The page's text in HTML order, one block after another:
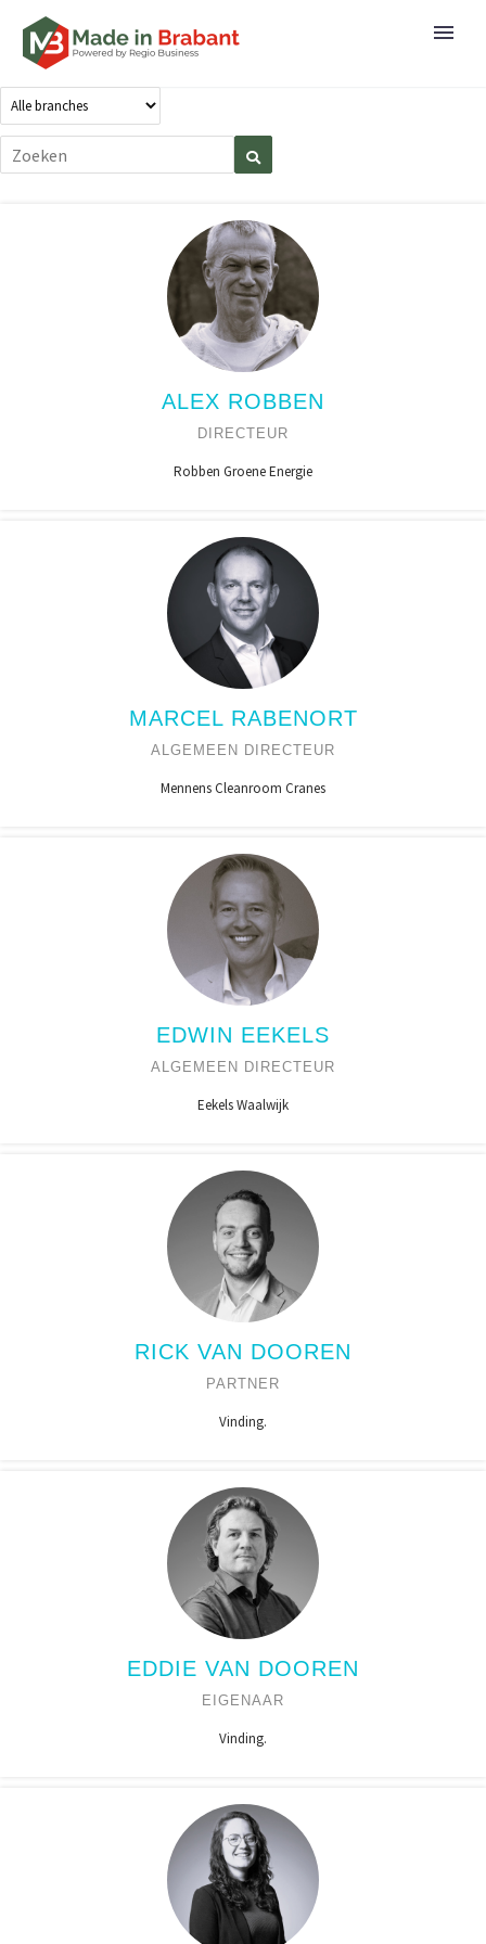
ALEX ROBBEN
DIRECTEUR
Robben Groene Energie
MARCEL RABENORT
ALGEMEEN DIRECTEUR
Mennens Cleanroom Cranes
EDWIN EEKELS
ALGEMEEN DIRECTEUR
Eekels Waalwijk
RICK VAN DOOREN
PARTNER
Vinding.
EDDIE VAN DOOREN
EIGENAAR
Vinding.